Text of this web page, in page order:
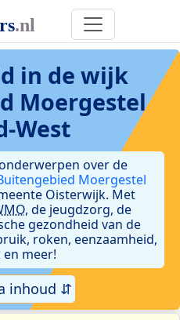
in de wijk
Moergestel
West
over de
Moergestel
Oisterwijk. Met
, de jeugdzorg, de
gezondheid van de
roken, eenzaamheid,
meer!
inhoud ⇵